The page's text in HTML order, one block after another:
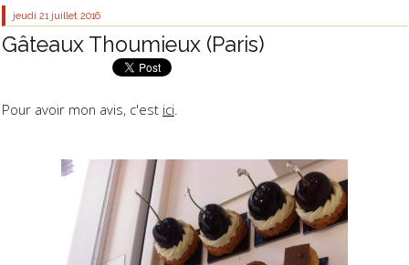
jeudi 21 juillet 2016
Gâteaux Thoumieux (Paris)
Pour avoir mon avis, c'est ici